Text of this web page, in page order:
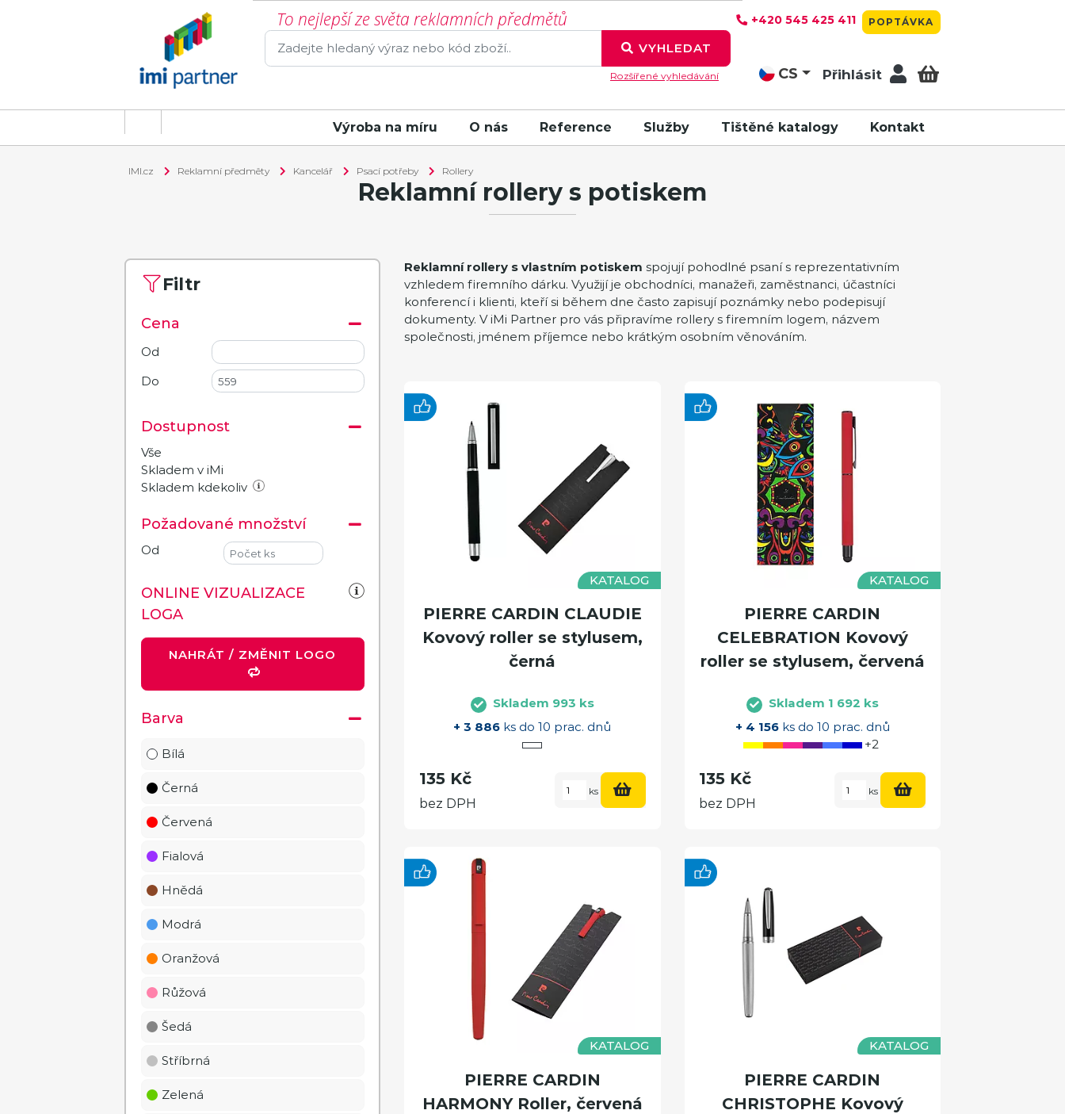
To nejlepší ze světa reklamních předmětů
VYHLEDAT
Rozšířené vyhledávání
+420 545 425 411 POPTÁVKA
CS Přihlásit
Výroba na míru O nás Reference Služby Tištěné katalogy Kontakt
IMI.cz Reklamní předměty Kancelář Psací potřeby Rollery
Reklamní rollery s potiskem
Filtr
Cena
Od
Do
Dostupnost
Vše
Skladem v iMi
Skladem kdekoliv
Požadované množství
Od
ONLINE VIZUALIZACE
LOGA
Barva
Bílá
Černá
Červená
Fialová
Hnědá
Modrá
Oranžová
Růžová
Šedá
Stříbrná
Zelená
Reklamní rollery s vlastním potiskem spojují pohodlné psaní s reprezentativním
vzhledem firemního dárku. Využijí je obchodníci, manažeři, zaměstnanci, účastníci
konferencí i klienti, kteří si během dne často zapisují poznámky nebo podepisují
dokumenty. V iMi Partner pro vás připravíme rollery s firemním logem, názvem
společnosti, jménem příjemce nebo krátkým osobním věnováním.
KATALOG
PIERRE CARDIN CLAUDIE
Kovový roller se stylusem,
černá
Skladem 993 ks
+ 3 886 ks do 10 prac. dnů
135 Kč
bez DPH
ks
KATALOG
PIERRE CARDIN
CELEBRATION Kovový
roller se stylusem, červená
Skladem 1 692 ks
+ 4 156ks do 10 prac. dnů
135 Kč
bez DPH
ks
+2
KATALOG
PIERRE CARDIN
HARMONY Roller, červená
KATALOG
PIERRE CARDIN
CHRISTOPHE Kovový